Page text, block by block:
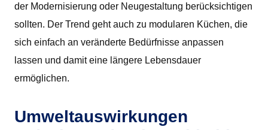
der Modernisierung oder Neugestaltung berücksichtigen
sollten. Der Trend geht auch zu modularen Küchen, die
sich einfach an veränderte Bedürfnisse anpassen
lassen und damit eine längere Lebensdauer
ermöglichen.
Umweltauswirkungen